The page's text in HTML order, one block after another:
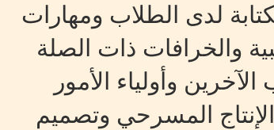
لدى الطلاب ومهارات
والخرافات ذات الصلة
وأولياء الأمور
المسرحي وتصميم